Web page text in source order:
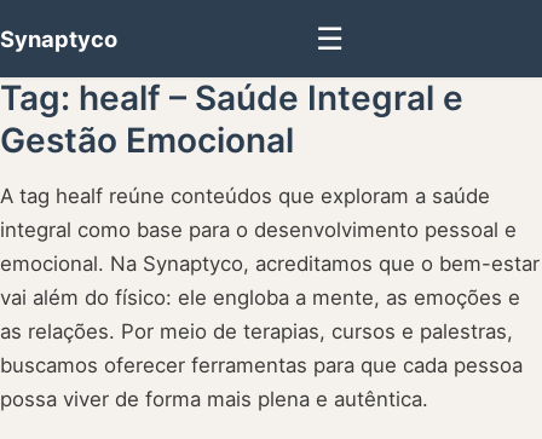
Synaptyco ☰
Tag: healf – Saúde Integral e
Gestão Emocional
A tag healf reúne conteúdos que exploram a saúde
integral como base para o desenvolvimento pessoal e
emocional. Na Synaptyco, acreditamos que o bem-estar
vai além do físico: ele engloba a mente, as emoções e
as relações. Por meio de terapias, cursos e palestras,
buscamos oferecer ferramentas para que cada pessoa
possa viver de forma mais plena e autêntica.